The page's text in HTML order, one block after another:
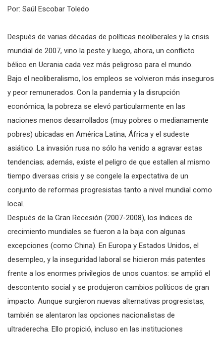
Por: Saúl Escobar Toledo
Después de varias décadas de políticas neoliberales y la crisis
mundial de 2007, vino la peste y luego, ahora, un conflicto
bélico en Ucrania cada vez más peligroso para el mundo.
Bajo el neoliberalismo, los empleos se volvieron más inseguros
y peor remunerados. Con la pandemia y la disrupción
económica, la pobreza se elevó particularmente en las
naciones menos desarrollados (muy pobres o medianamente
pobres) ubicadas en América Latina, África y el sudeste
asiático. La invasión rusa no sólo ha venido a agravar estas
tendencias; además, existe el peligro de que estallen al mismo
tiempo diversas crisis y se congele la expectativa de un
conjunto de reformas progresistas tanto a nivel mundial como
local.
Después de la Gran Recesión (2007-2008), los índices de
crecimiento mundiales se fueron a la baja con algunas
excepciones (como China). En Europa y Estados Unidos, el
desempleo, y la inseguridad laboral se hicieron más patentes
frente a los enormes privilegios de unos cuantos: se amplió el
descontento social y se produjeron cambios políticos de gran
impacto. Aunque surgieron nuevas alternativas progresistas,
también se alentaron las opciones nacionalistas de
ultraderecha. Ello propició, incluso en las instituciones